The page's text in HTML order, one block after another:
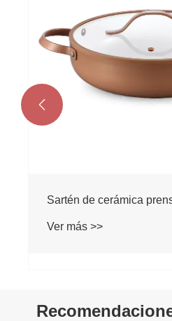
Sartén de cerámica
Ver más >>
